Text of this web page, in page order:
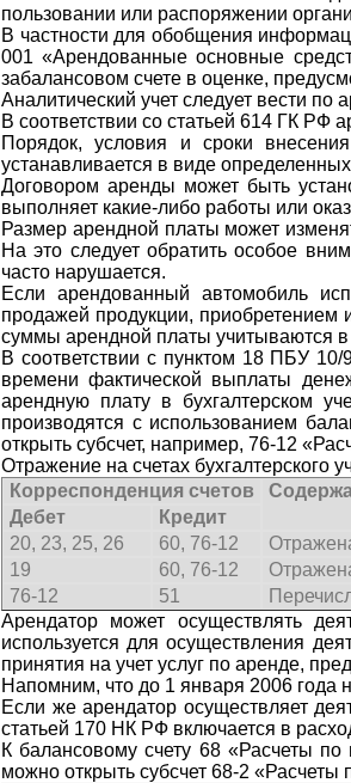
пользовании или распоряжении
В частности для обобщения
001 «Арендованные основные
забалансовом счете в оценке,
Аналитический учет следует вести по
В соответствии со статьей 614 ГК РФ
Порядок, условия и сроки
устанавливается в виде
Договором аренды может быть
выполняет какие-либо работы или
Размер арендной платы может
На это следует обратить особое
часто нарушается.
Если арендованный автомобиль
продажей продукции, приобретением
суммы арендной платы учитываются
В соответствии с пунктом 18 ПБУ
времени фактической выплаты
арендную плату в бухгалтерском
производятся с использованием
открыть субсчет, например, 76-12
Отражение на счетах бухгалтерского
Корреспонденция счетов
Дебет
Кредит
20, 23, 25, 26
60, 76-12
19
60, 76-12
76-12
51
Арендатор может осуществлять
используется для осуществления
принятия на учет услуг по аренде,
Напомним, что до 1 января 2006
Если же арендатор осуществляет
статьей 170 НК РФ включается в
К балансовому счету 68 «Расчеты
можно открыть субсчет 68-2